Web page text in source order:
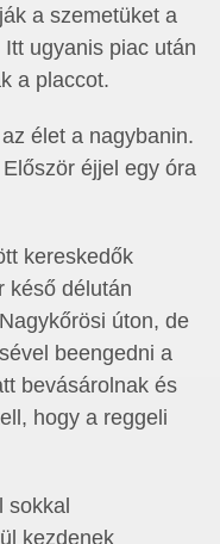
a szemetüket a
ugyanis piac után
a placcot.
élet a nagybanin.
éjjel egy óra
kereskedők
késő délután
úton, de
beengedni a
bevásárolnak és
hogy a reggeli
sokkal
kezdenek